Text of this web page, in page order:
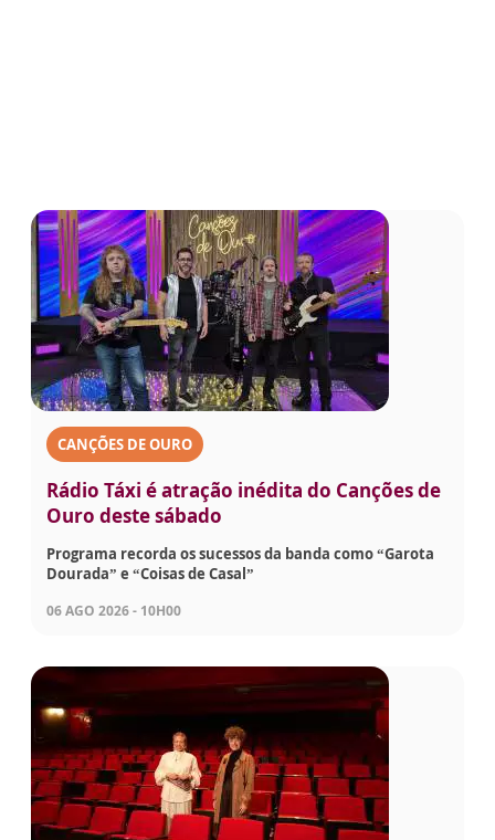
CANÇÕES DE OURO
Rádio Táxi é atração inédita do Canções de
Ouro deste sábado
Programa recorda os sucessos da banda como “Garota
Dourada” e “Coisas de Casal”
06 AGO 2026 - 10H00